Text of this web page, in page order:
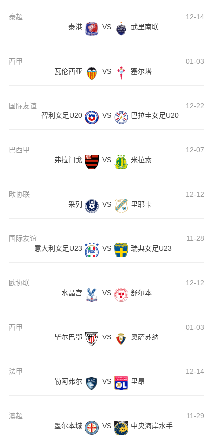
泰超
12-14
泰港
VS 武里南联
西甲
01-03
瓦伦西亚
VS 塞尔塔
国际友谊
12-22
智利女足U20
VS 巴拉圭女足U20
巴西甲
12-07
弗拉门戈
VS 米拉索
欧协联
12-12
采列
VS 里耶卡
国际友谊
11-28
意大利女足U23
VS 瑞典女足U23
欧协联
12-12
水晶宫
VS 舒尔本
西甲
01-03
毕尔巴鄂
VS 奥萨苏纳
法甲
12-14
勒阿弗尔
VS 里昂
澳超
11-29
墨尔本城
VS 中央海岸水手